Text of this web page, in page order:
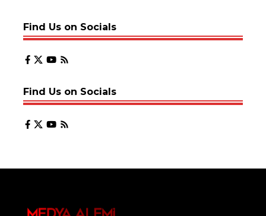
Find Us on Socials
Find Us on Socials